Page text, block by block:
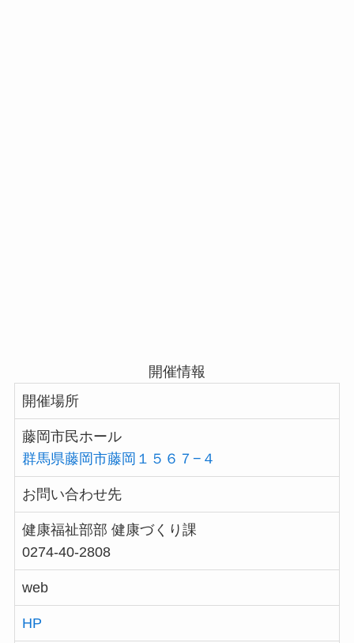
開催情報
開催場所
藤岡市民ホール
群馬県藤岡市藤岡１５６７−４
お問い合わせ先
健康福祉部部 健康づくり課
0274-40-2808
web
HP